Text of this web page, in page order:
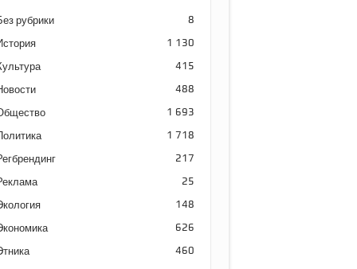
рубрики 8
1 130
415
488
1 693
1 718
217
25
148
626
460